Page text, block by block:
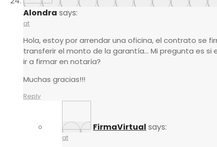
Alondra says:
at
Hola, estoy por arrendar una oficina, el contrato se
transferir el monto de la garantía… Mi pregunta es
ir a firmar en notaría?
Muchas gracias!!!
Reply
FirmaVirtual says:
at